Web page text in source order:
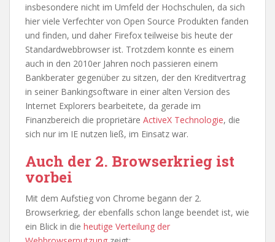
insbesondere nicht im Umfeld der Hochschulen, da sich
hier viele Verfechter von Open Source Produkten fanden
und finden, und daher Firefox teilweise bis heute der
Standardwebbrowser ist. Trotzdem konnte es einem
auch in den 2010er Jahren noch passieren einem
Bankberater gegenüber zu sitzen, der den Kreditvertrag
in seiner Bankingsoftware in einer alten Version des
Internet Explorers bearbeitete, da gerade im
Finanzbereich die proprietäre ActiveX Technologie, die
sich nur im IE nutzen ließ, im Einsatz war.
Auch der 2. Browserkrieg ist
vorbei
Mit dem Aufstieg von Chrome begann der 2.
Browserkrieg, der ebenfalls schon lange beendet ist, wie
ein Blick in die heutige Verteilung der